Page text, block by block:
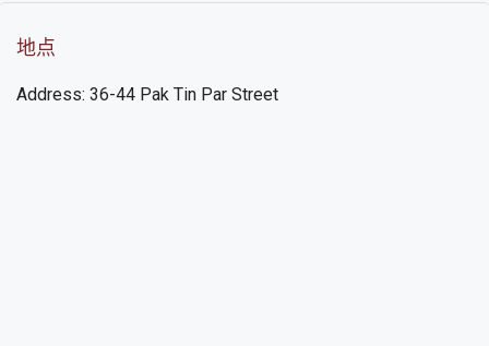
地点
Address: 36-44 Pak Tin Par Street